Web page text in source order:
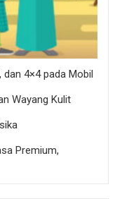
dan 4×4 pada Mobil
Wayang Kulit
Premium,